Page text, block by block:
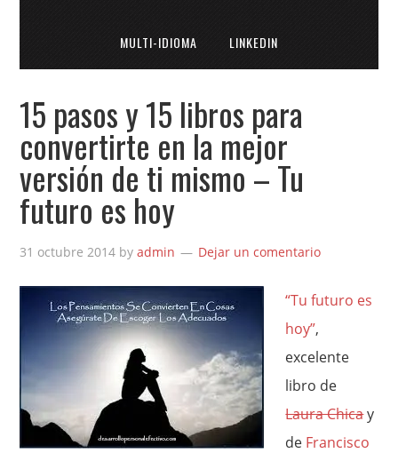
MULTI-IDIOMA LINKEDIN
15 pasos y 15 libros para
convertirte en la mejor
versión de ti mismo – Tu
futuro es hoy
31 octubre 2014 byadmin Dejar un comentario
“Tu futuro es
hoy”,
excelente
libro de
Laura Chicay
de Francisco